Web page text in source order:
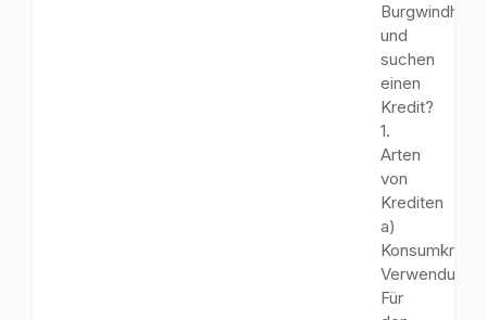
Burgwindheim
und
suchen
einen
Kredit?
1.
Arten
von
Krediten
a)
Für